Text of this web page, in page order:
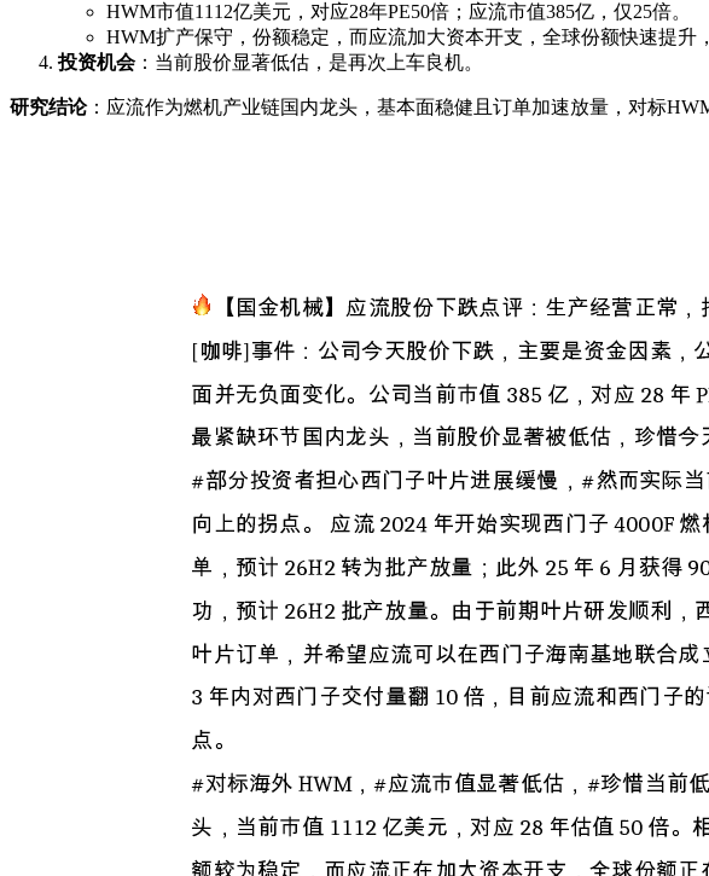
HWM市值1112亿美元，对应28年PE50倍；应流市值385亿，仅25倍。
HWM扩产保守，份额稳定，而应流加大资本开支，全球份额快速提升
投资机会：当前股价显著低估，是再次上车良机。
研究结论：应流作为燃机产业链国内龙头，基本面稳健且订单加速放量，对标